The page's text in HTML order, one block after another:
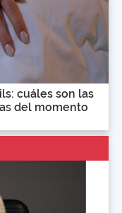
cuáles son las
del momento